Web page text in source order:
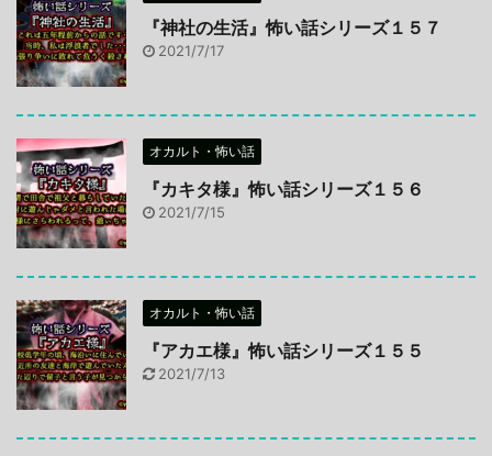
『神社の生活』怖い話シリーズ１５７
2021/7/17
オカルト・怖い話
『カキタ様』怖い話シリーズ１５６
2021/7/15
オカルト・怖い話
『アカエ様』怖い話シリーズ１５５
2021/7/13